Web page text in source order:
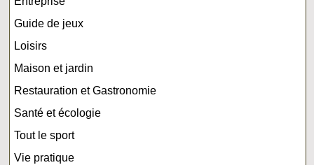
Guide de jeux
Loisirs
Maison et jardin
Restauration et Gastronomie
Santé et écologie
Tout le sport
Vie pratique